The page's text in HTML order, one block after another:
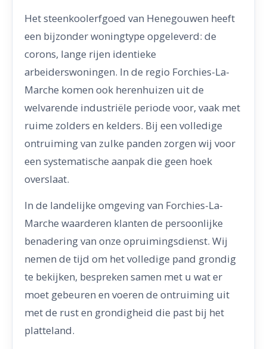
Het steenkoolerfgoed van Henegouwen heeft
een bijzonder woningtype opgeleverd: de
corons, lange rijen identieke
arbeiderswoningen. In de regio Forchies-La-
Marche komen ook herenhuizen uit de
welvarende industriële periode voor, vaak met
ruime zolders en kelders. Bij een volledige
ontruiming van zulke panden zorgen wij voor
een systematische aanpak die geen hoek
overslaat.
In de landelijke omgeving van Forchies-La-
Marche waarderen klanten de persoonlijke
benadering van onze opruimingsdienst. Wij
nemen de tijd om het volledige pand grondig
te bekijken, bespreken samen met u wat er
moet gebeuren en voeren de ontruiming uit
met de rust en grondigheid die past bij het
platteland.